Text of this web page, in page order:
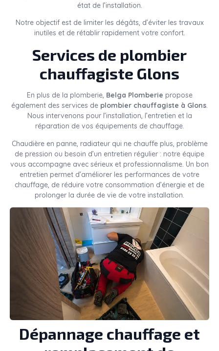
état de l’installation.
Notre objectif est de limiter les dégâts, d’éviter les travaux
inutiles et de rétablir rapidement votre confort.
Services de plombier
chauffagiste Glons
En plus de la plomberie, Belga Plomberie propose
également des services de plombier chauffagiste à Glons.
Nous intervenons pour l’installation, l’entretien et la
réparation de vos équipements de chauffage.
Chaudière en panne, radiateur qui ne chauffe plus, problème
de pression ou besoin d’un entretien régulier : notre équipe
vous accompagne avec sérieux et professionnalisme. Un bon
entretien permet d’améliorer les performances de votre
chauffage, de réduire votre consommation d’énergie et de
prolonger la durée de vie de votre installation.
Dépannage chauffage et